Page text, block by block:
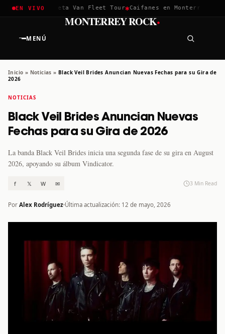
EN VIVO
2026 ✱Greta Van Fleet Tour✱Caifanes en Monterrey · 12
MENÚ
MONTERREY ROCK·
Inicio » Noticias » Black Veil Brides Anuncian Nuevas Fechas para su Gira de
2026
NOTICIAS
Black Veil Brides Anuncian Nuevas
Fechas para su Gira de 2026
La banda Black Veil Brides inicia una segunda fase de su gira en August
2026, apoyando su álbum Vindicator.
f 𝕏 W ✉ 3 Min Read
Por Alex Rodríguez Última actualización: 12 de mayo, 2026